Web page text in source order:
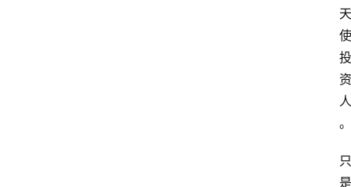
天
使
投
资
人
。
只
是